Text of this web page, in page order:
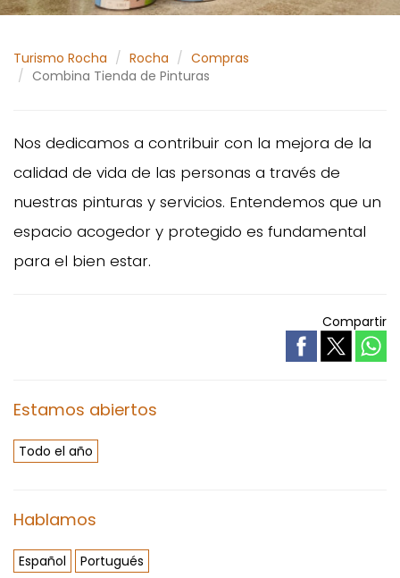
Turismo Rocha Rocha
Compras
Combina Tienda de Pinturas
Nos dedicamos a contribuir con la mejora de la
calidad de vida de las personas a través de
nuestras pinturas y servicios. Entendemos que un
espacio acogedor y protegido es fundamental
para el bien estar.
Compartir
Estamos abiertos
Todo el año
Hablamos
Español Portugués